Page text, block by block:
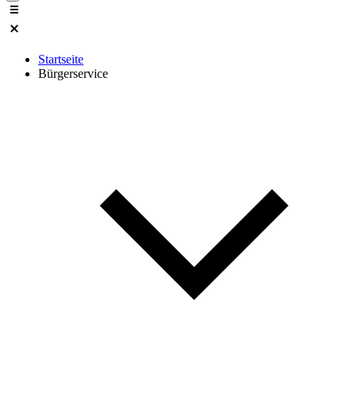
Startseite
Bürgerservice